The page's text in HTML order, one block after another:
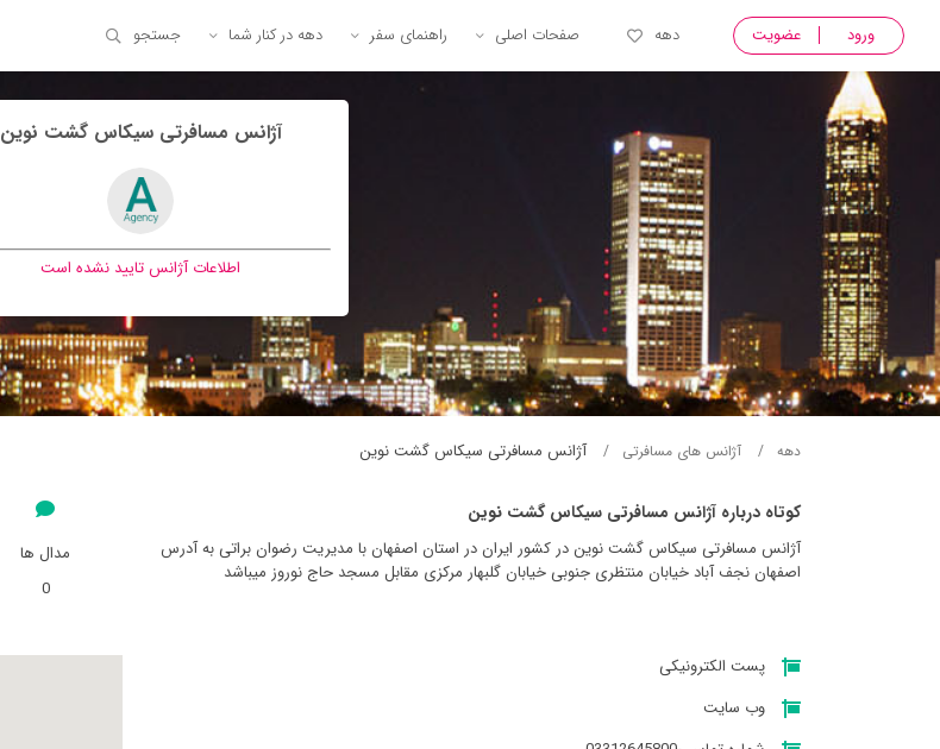
ورود عضویت دهه صفحات اصلی راهنمای سفر دهه در کنار شما جستجو
آژانس مسافرتی سيكاس گشت نوين
اطلاعات آژانس تایید نشده است
دهه آژانس های مسافرتی آژانس مسافرتی سيكاس گشت نوين
کوتاه درباره آژانس مسافرتی سيكاس گشت نوين
آژانس مسافرتی سيكاس گشت نوين در کشور ایران در استان اصفهان با مدیریت رضوان براتی به آدرس
اصفهان نجف آباد خیابان منتظری جنوبی خیابان گلبهار مرکزی مقابل مسجد حاج نوروز میباشد
مدال ها
0
پست الکترونیکی
وب سایت